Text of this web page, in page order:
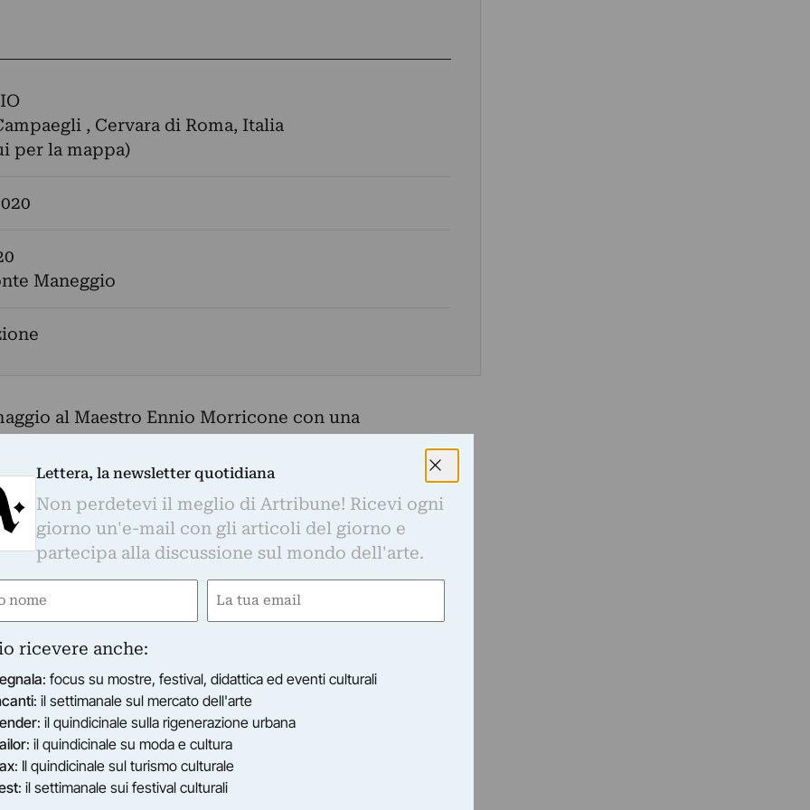
, Cervara di Roma, Italia
per la mappa)
Maneggio
al Maestro Ennio Morricone con una
dedicata alla scultura della pietra,
“Eventi delle Meraviglie” promossa
al Maestro Ennio Morricone con una
dedicata alla scultura della pietra,
“Eventi delle Meraviglie” promossa
degli Artisti” per la sua Montagna scolpita da
all’estro degli allievi del Prof. Bianchi
di Firenze, che qui crearono un vero e
con sculture raffiguranti animali, immagini
che raffigurano la fratellanza fra popoli,
di poeti, pittori ma soprattutto ha avuto
dal Maestro Ennio Morricone che per oltre
Lettera, la newsletter quotidiana
Non perdetevi il meglio di Artribune! Ricevi ogni
giorno un'e-mail con gli articoli del giorno e
partecipa alla discussione sul mondo dell'arte.
Email
ricevere anche:
: focus su mostre, festival, didattica ed eventi culturali
: il settimanale sul mercato dell'arte
: il quindicinale sulla rigenerazione urbana
: il quindicinale su moda e cultura
: Il quindicinale sul turismo culturale
: il settimanale sui festival culturali